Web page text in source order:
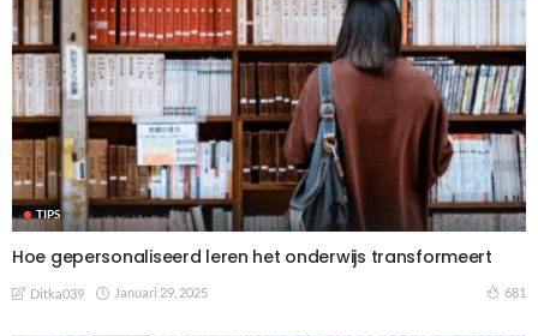
TIPS
Hoe gepersonaliseerd leren het onderwijs transformeert
Ditka039 Januari 29, 2025 681